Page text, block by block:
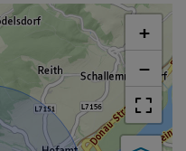
+
−